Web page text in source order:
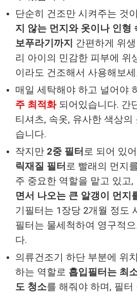
단순히 건조만 시켜주는 것
지 않는 먼지와 옷이나 인형
보푸라기까지 간편하게 위
리 아이의 민감한 피부에 위
이라도 건조해서 사용해보
매일 세탁해야 하고 널어야
주 최적화 되어있습니다. 간
티셔츠, 속옷, 유사한 색상의
습니다.
작지만 2중 필터 로 되어 있
릭재질 필터 로 빨래의 먼지
주 중요한 역할을 맡고 있고,
면서 나오는 큰 알갱이 먼지
기필터는 1장당 2개월 정도
필터는 물세척하여 영구적
다.
의류건조기 하단 부분에 위
하는 역할로 흡입필터는 최
도 청소를 해줘야 하며, 필터